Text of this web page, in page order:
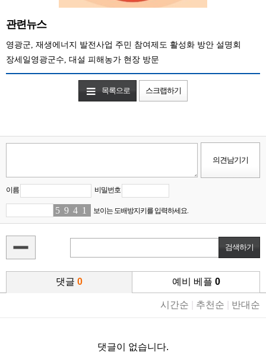
관련뉴스
영광군, 재생에너지 발전사업 주민 참여제도 활성화 방안 설명회
장세일영광군수, 대설 피해농가 현장 방문
목록으로 스크랩하기
이름 비밀번호
54 94 41 1 보이는 도배방지키를 입력하세요.
댓글 0 예비 베플 0
시간순 추천순 반대순
댓글이 없습니다.